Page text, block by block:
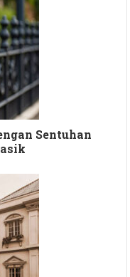
Sentuhan